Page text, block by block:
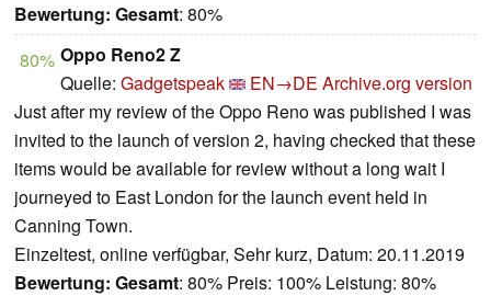
Bewertung: Gesamt: 80%
80% Oppo Reno2 Z
Quelle: Gadgetspeak EN→DE Archive.org version
Just after my review of the Oppo Reno was published I was
invited to the launch of version 2, having checked that these
items would be available for review without a long wait I
journeyed to East London for the launch event held in
Canning Town.
Einzeltest, online verfügbar, Sehr kurz, Datum: 20.11.2019
Bewertung: Gesamt: 80% Preis: 100% Leistung: 80%